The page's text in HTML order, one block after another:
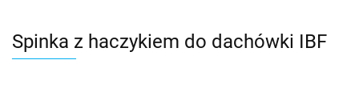
Spinka z haczykiem do dachówki IBF